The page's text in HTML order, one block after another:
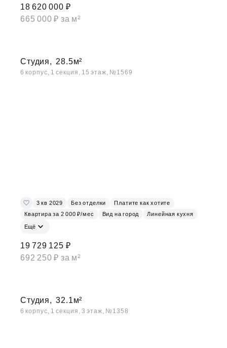
18 620 000 ₽
665 000 ₽ за м²
Студия, 28.5м²
6 корпус, 1 секция, 15 этаж, №1569
3 кв 2029 Без отделки
Платите как хотите
Квартира за 2 000 ₽/мес
Вид на город Линейная кухня
Ещё
19 729 125 ₽
692 250 ₽ за м²
Студия, 32.1м²
6 корпус, 1 секция, 3 этаж, №1358